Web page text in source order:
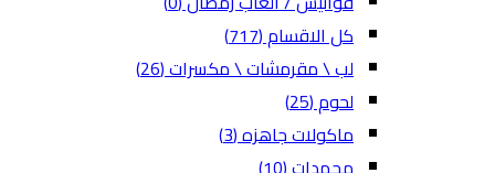
كل الاقسام(717)
لب \ مقرمشات \ مكسرات(26)
لحوم(25)
ماكولات جاهزه(3)